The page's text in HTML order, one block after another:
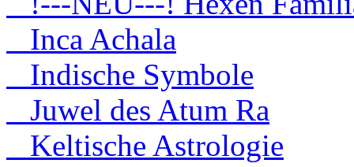
Inca Achala
Indische Symbole
Juwel des Atum Ra
Keltische Astrologie